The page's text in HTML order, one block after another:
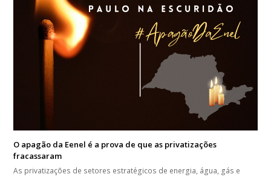
O apagão da Eenel é a prova de que as privatizações
fracassaram
As privatizações de setores estratégicos de energia, água, gás e